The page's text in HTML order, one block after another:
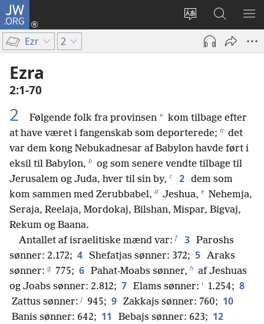
JW.ORG
Vælg
sprog
Log
på
(åbner
Søg
på
JW.ORG
VIS
Ezr 2
Ezra
2:1-70
2 Følgende folk fra provinsen * kom tilbage efter
at have været i fangenskab som deporterede; a det
var dem kong Nebukadnesar af Babylon havde ført i
eksil til Babylon, b og som senere vendte tilbage til
Jerusalem og Juda, hver til sin by, c 2 dem som
kom sammen med Zerubbabel, d Jeshua, e Nehemja,
Seraja, Reelaja, Mordokaj, Bilshan, Mispar, Bigvaj,
Rekum og Baana.
Antallet af israelitiske mænd var: f 3 Paroshs
sønner: 2.172; 4 Shefatjas sønner: 372; 5 Araks
sønner: g 775; 6 Pahat-Moabs sønner, h af Jeshuas
og Joabs sønner: 2.812; 7 Elams sønner: i 1.254; 8
Zattus sønner: j 945; 9 Zakkajs sønner: 760; 10
Banis sønner: 642; 11 Bebajs sønner: 623; 12